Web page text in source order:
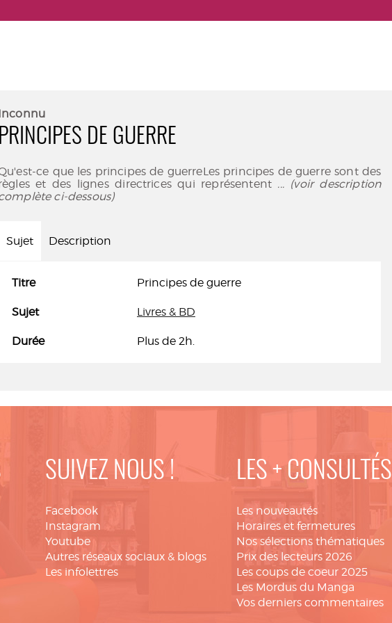
PRINCIPES DE GUERRE
ce que les principes de guerreLes principes de guerre sont des
et des lignes directrices qui représentent ... (voir description
ci-dessous)
Sujet Description
Titre Principes de guerre
Sujet Livres & BD
Durée Plus de 2h.
SUIVEZ NOUS !
Facebook
Instagram
Youtube
Autres réseaux sociaux & blogs
Les infolettres
LES + CONSULTÉS
Les nouveautés
Horaires et fermetures
Nos sélections thématiques
Prix des lecteurs 2026
Les coups de coeur 2025
Les Mordus du Manga
Vos derniers commentaires